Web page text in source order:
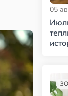
05